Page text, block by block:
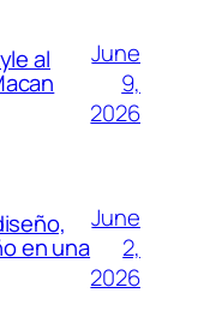
al
June
9,
2026
en una
June
2,
2026